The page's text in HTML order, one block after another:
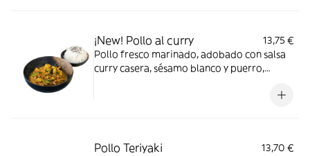
¡New! Pollo al curry
13,75 €
Pollo fresco marinado, adobado con salsa
curry casera, sésamo blanco y puerro,
Pollo Teriyaki
13,70 €